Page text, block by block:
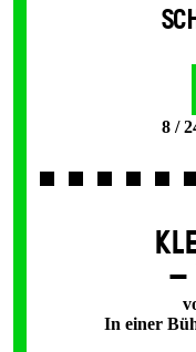
8 /
–
In einer